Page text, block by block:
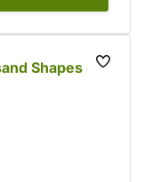
Shapes of